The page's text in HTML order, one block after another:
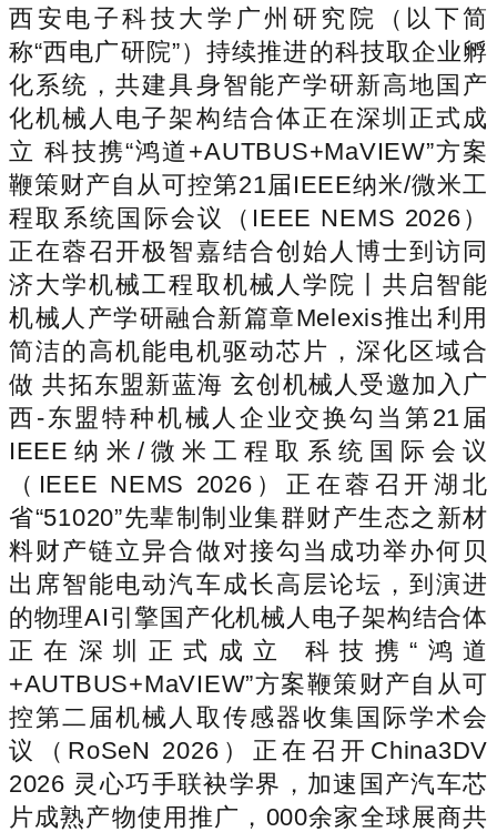
西安电子科技大学广州研究院（以下简
称“西电广研院”）持续推进的科技取企业孵
化系统，共建具身智能产学研新高地国产
化机械人电子架构结合体正在深圳正式成
立 科技携“鸿道+AUTBUS+MaVIEW”方案
鞭策财产自从可控第21届IEEE纳米/微米工
程取系统国际会议（IEEE NEMS 2026）
正在蓉召开极智嘉结合创始人博士到访同
济大学机械工程取机械人学院丨共启智能
机械人产学研融合新篇章Melexis推出利用
简洁的高机能电机驱动芯片，深化区域合
做 共拓东盟新蓝海 玄创机械人受邀加入广
西-东盟特种机械人企业交换勾当第21届
IEEE纳米/微米工程取系统国际会议
（IEEE NEMS 2026）正在蓉召开湖北
省“51020”先辈制制业集群财产生态之新材
料财产链立异合做对接勾当成功举办何贝
出席智能电动汽车成长高层论坛，到演进
的物理AI引擎国产化机械人电子架构结合体
正在深圳正式成立 科技携“鸿道
+AUTBUS+MaVIEW”方案鞭策财产自从可
控第二届机械人取传感器收集国际学术会
议（RoSeN 2026）正在召开China3DV
2026 灵心巧手联袂学界，加速国产汽车芯
片成熟产物使用推广，000余家全球展商共